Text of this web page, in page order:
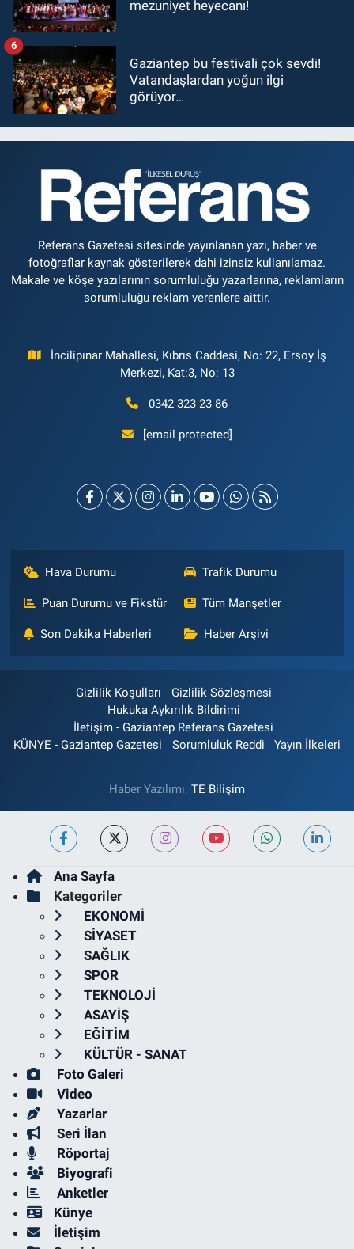
mezuniyet heyecanı!
Gaziantep bu festivali çok sevdi!
Vatandaşlardan yoğun ilgi
görüyor…
6
Referans Gazetesi sitesinde yayınlanan yazı, haber ve
fotoğraflar kaynak gösterilerek dahi izinsiz kullanılamaz.
Makale ve köşe yazılarının sorumluluğu yazarlarına, reklamların
sorumluluğu reklam verenlere aittir.
İncilipınar Mahallesi, Kıbrıs Caddesi, No: 22, Ersoy İş
Merkezi, Kat:3, No: 13
0342 323 23 86
[email protected]
Hava Durumu Trafik Durumu
Puan Durumu ve Fikstür Tüm Manşetler
Son Dakika Haberleri Haber Arşivi
Gizlilik Koşulları
Gizlilik Sözleşmesi
Hukuka Aykırılık Bildirimi
İletişim - Gaziantep Referans Gazetesi
KÜNYE - Gaziantep Gazetesi
Sorumluluk Reddi Yayın İlkeleri
Haber Yazılımı: TE Bilişim
Ana Sayfa
Kategoriler
EKONOMİ
SİYASET
SAĞLIK
SPOR
TEKNOLOJİ
ASAYİŞ
EĞİTİM
KÜLTÜR - SANAT
Foto Galeri
Video
Yazarlar
Seri İlan
Röportaj
Biyografi
Anketler
Künye
İletişim